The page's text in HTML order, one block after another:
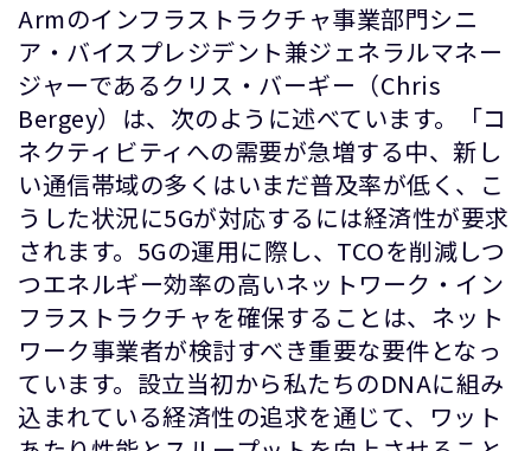
Armのインフラストラクチャ事業部門シニ
ア・バイスプレジデント兼ジェネラルマネー
ジャーであるクリス・バーギー（Chris
Bergey）は、次のように述べています。「コ
ネクティビティへの需要が急増する中、新し
い通信帯域の多くはいまだ普及率が低く、こ
うした状況に5Gが対応するには経済性が要求
されます。5Gの運用に際し、TCOを削減しつ
つエネルギー効率の高いネットワーク・イン
フラストラクチャを確保することは、ネット
ワーク事業者が検討すべき重要な要件となっ
ています。設立当初から私たちのDNAに組み
込まれている経済性の追求を通じて、ワット